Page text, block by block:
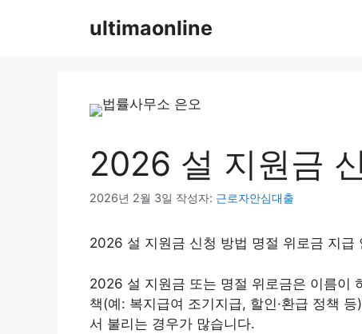
ultimaonline
2026 설 지원금
2026년 2월 3일 작성자: 근로자안심대출
2026 설 지원금 신청 방법 명절 위로금 지급
2026 설 지원금 또는 명절 위로금은 이름이
책(예: 복지급여 조기지급, 할인·환급 정책
서 불리는 경우가 많습니다.